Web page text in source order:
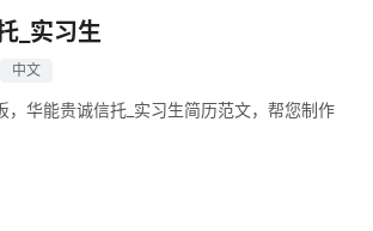
_实习生
中文
，华能贵诚信托_实习生简历范文，帮您制作